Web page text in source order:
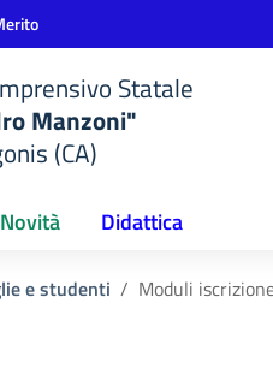
Statale
Manzoni"
(CA)
Novità Didattica
e studenti Moduli